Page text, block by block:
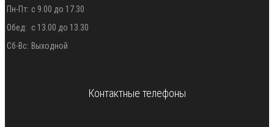
Пн-Пт: с 9.00 до 17.30
Обед: с 13.00 до 13.30
Сб-Вс: Выходной
Контактные телефоны